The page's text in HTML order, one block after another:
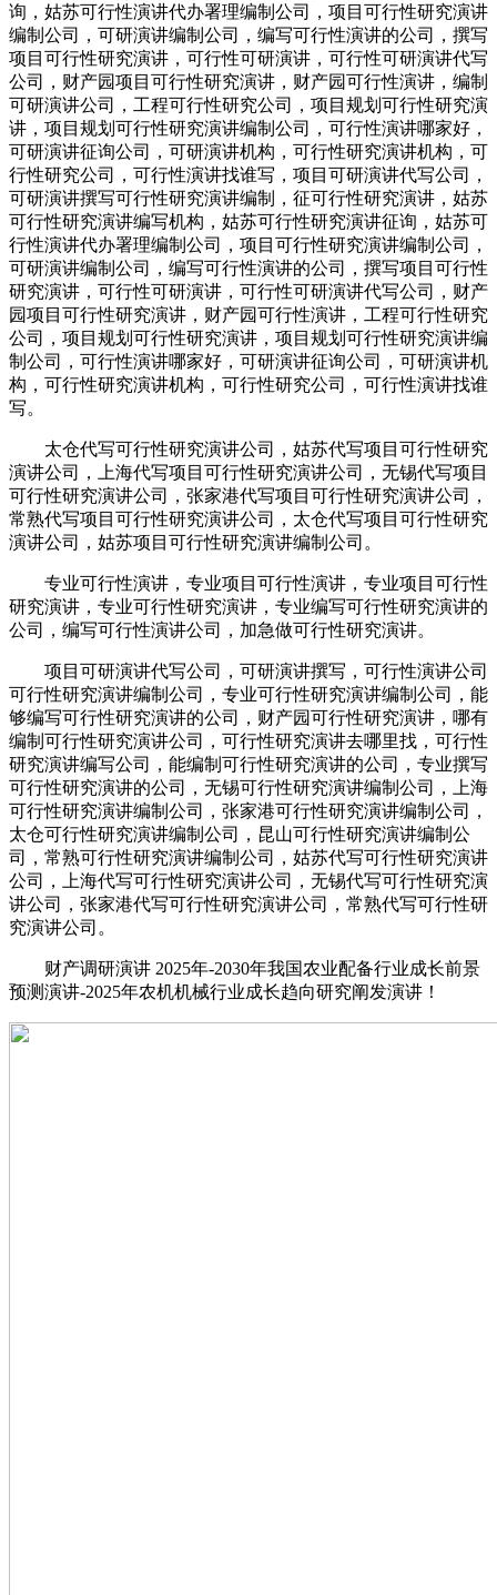
询，姑苏可行性演讲代办署理编制公司，项目可行性研究演讲
编制公司，可研演讲编制公司，编写可行性演讲的公司，撰写
项目可行性研究演讲，可行性可研演讲，可行性可研演讲代写
公司，财产园项目可行性研究演讲，财产园可行性演讲，编制
可研演讲公司，工程可行性研究公司，项目规划可行性研究演
讲，项目规划可行性研究演讲编制公司，可行性演讲哪家好，
可研演讲征询公司，可研演讲机构，可行性研究演讲机构，可
行性研究公司，可行性演讲找谁写，项目可研演讲代写公司，
可研演讲撰写可行性研究演讲编制，征可行性研究演讲，姑苏
可行性研究演讲编写机构，姑苏可行性研究演讲征询，姑苏可
行性演讲代办署理编制公司，项目可行性研究演讲编制公司，
可研演讲编制公司，编写可行性演讲的公司，撰写项目可行性
研究演讲，可行性可研演讲，可行性可研演讲代写公司，财产
园项目可行性研究演讲，财产园可行性演讲，工程可行性研究
公司，项目规划可行性研究演讲，项目规划可行性研究演讲编
制公司，可行性演讲哪家好，可研演讲征询公司，可研演讲机
构，可行性研究演讲机构，可行性研究公司，可行性演讲找谁
写。
太仓代写可行性研究演讲公司，姑苏代写项目可行性研究
演讲公司，上海代写项目可行性研究演讲公司，无锡代写项目
可行性研究演讲公司，张家港代写项目可行性研究演讲公司，
常熟代写项目可行性研究演讲公司，太仓代写项目可行性研究
演讲公司，姑苏项目可行性研究演讲编制公司。
专业可行性演讲，专业项目可行性演讲，专业项目可行性
研究演讲，专业可行性研究演讲，专业编写可行性研究演讲的
公司，编写可行性演讲公司，加急做可行性研究演讲。
项目可研演讲代写公司，可研演讲撰写，可行性演讲公司
可行性研究演讲编制公司，专业可行性研究演讲编制公司，能
够编写可行性研究演讲的公司，财产园可行性研究演讲，哪有
编制可行性研究演讲公司，可行性研究演讲去哪里找，可行性
研究演讲编写公司，能编制可行性研究演讲的公司，专业撰写
可行性研究演讲的公司，无锡可行性研究演讲编制公司，上海
可行性研究演讲编制公司，张家港可行性研究演讲编制公司，
太仓可行性研究演讲编制公司，昆山可行性研究演讲编制公
司，常熟可行性研究演讲编制公司，姑苏代写可行性研究演讲
公司，上海代写可行性研究演讲公司，无锡代写可行性研究演
讲公司，张家港代写可行性研究演讲公司，常熟代写可行性研
究演讲公司。
财产调研演讲 2025年-2030年我国农业配备行业成长前景
预测演讲-2025年农机机械行业成长趋向研究阐发演讲！